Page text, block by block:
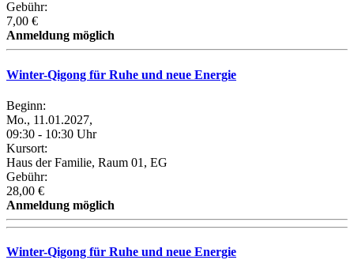
Gebühr:
7,00 €
Anmeldung möglich
Winter-Qigong für Ruhe und neue Energie
Beginn:
Mo., 11.01.2027,
09:30 - 10:30 Uhr
Kursort:
Haus der Familie, Raum 01, EG
Gebühr:
28,00 €
Anmeldung möglich
Winter-Qigong für Ruhe und neue Energie